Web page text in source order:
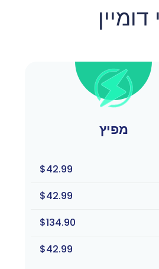
מפיץ
$42.99
$42.99
$134.90
$42.99